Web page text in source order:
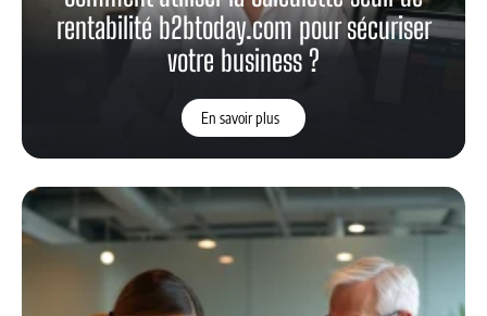
rentabilité b2btoday.com pour sécuriser
votre business ?
En savoir plus